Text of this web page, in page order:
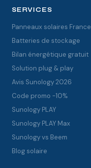
SERVICES
Panneaux solaires France
Batteries de stockage
Bilan énergétique gratuit
Solution plug & play
Avis Sunology 2026
Code promo -10%
Sunology PLAY
Sunology PLAY Max
Sunology vs Beem
Blog solaire